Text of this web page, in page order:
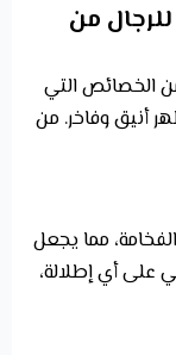
من
من الخصائص التي
أنيق وفاخر. من
مما يجعل
على أي إطلالة،